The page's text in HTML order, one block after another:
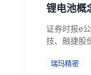
锂电池概
证券时报e
技、融捷股
瑞玛精密